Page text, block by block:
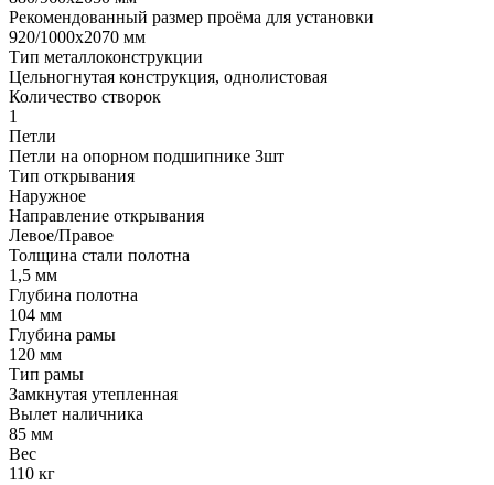
Рекомендованный размер проёма для установки
920/1000х2070 мм
Тип металлоконструкции
Цельногнутая конструкция, однолистовая
Количество створок
1
Петли
Петли на опорном подшипнике 3шт
Тип открывания
Наружное
Направление открывания
Левое/Правое
Толщина стали полотна
1,5 мм
Глубина полотна
104 мм
Глубина рамы
120 мм
Тип рамы
Замкнутая утепленная
Вылет наличника
85 мм
Вес
110 кг